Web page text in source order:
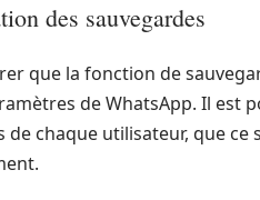
des sauvegardes
que la fonction de
de WhatsApp. Il est
de chaque utilisateur, que